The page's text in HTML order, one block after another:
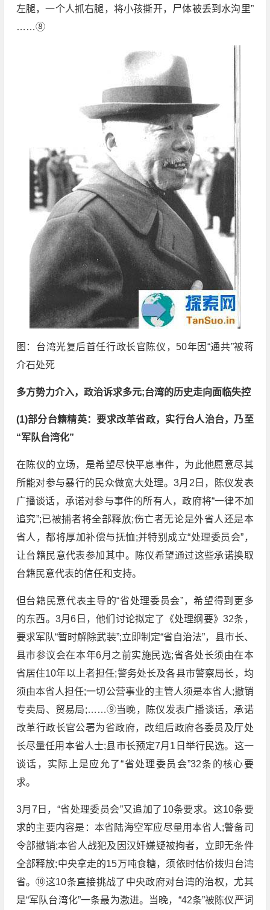
左腿，一个人抓右腿，将小孩撕开，尸体被丢到水沟里”
……⑧
图：台湾光复后首任行政长官陈仪，50年因“通共”被蒋
介石处死
多方势力介入，政治诉求多元;台湾的历史走向面临失控
(1)部分台籍精英：要求改革省政，实行台人治台，乃至
“军队台湾化”
在陈仪的立场，是希望尽快平息事件，为此他愿意尽其
所能对参与暴行的民众做宽大处理。3月2日，陈仪发表
广播谈话，承诺对参与事件的所有人，政府将“一律不加
追究”;已被捕者将全部释放;伤亡者无论是外省人还是本
省人，都将厚加补偿与抚恤;并特别成立“处理委员会”，
让台籍民意代表参加其中。陈仪希望通过这些承诺换取
台籍民意代表的信任和支持。
但台籍民意代表主导的“省处理委员会”，希望得到更多
的东西。3月6日，他们讨论拟定了《处理纲要》32条，
要求军队“暂时解除武装”;立即制定“省自治法”，县市长、
县市参议会在本年6月之前实施民选;省各处长须由在本
省居住10年以上者担任;警务处长及各县市警察局长，均
须由本省人担任;一切公营事业的主管人须是本省人;撤销
专卖局、贸易局;……⑨当晚，陈仪发表广播谈话，承诺
改革行政长官公署为省政府，改组后政府各委员及厅处
长尽量任用本省人士;县市长预定7月1日举行民选。这一
谈话，实际上是应允了“省处理委员会”32条的核心要
求。
3月7日，“省处理委员会”又追加了10条要求。这10条要
求的主要内容是：本省陆海空军应尽量用本省人;警备司
令部撤销;本省人战犯及因汉奸嫌疑被拘者，立即无条件
全部释放;中央拿走的15万吨食糖，须依时估价拨归台湾
省。⑩这10条直接挑战了中央政府对台湾的治权，尤其
是“军队台湾化”一条最为激进。当晚，“42条”被陈仪严词